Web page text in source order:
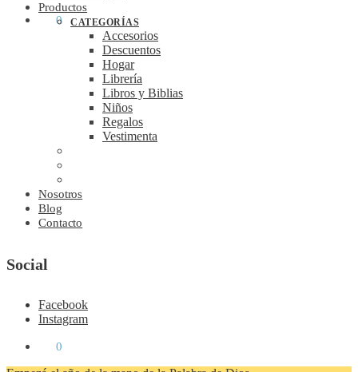
0
Productos
CATEGORÍAS
Accesorios
Descuentos
Hogar
Librería
Libros y Biblias
Niños
Regalos
Vestimenta
Nosotros
Blog
Contacto
Social
Facebook
Instagram
0